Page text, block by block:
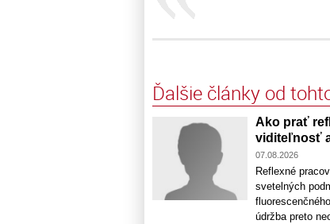
Ďalšie články od
Ako prať
viditeľnosť
07.08.2026
Reflexné
svetelných
údržba preto